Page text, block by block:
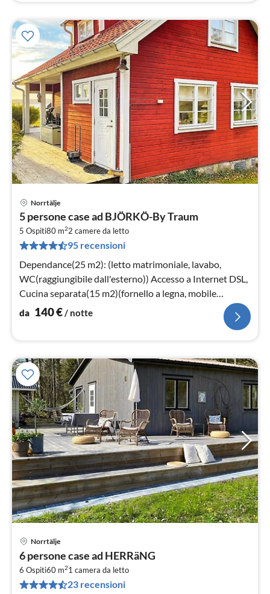
Norrtälje
5 persone case ad BJÖRKÖ-By Traum
5 Ospiti80 m22 camere da letto
95 recensioni
Dependance(25 m2): (letto matrimoniale, lavabo,
WC(raggiungibile dall'esterno)) Accesso a Internet DSL,
Cucina separata(15 m2)(fornello a legna, mobile
cucina(elettrico)
da 140€/ notte
Norrtälje
6 persone case ad HERRäNG
6 Ospiti60 m21 camera da letto
23 recensioni